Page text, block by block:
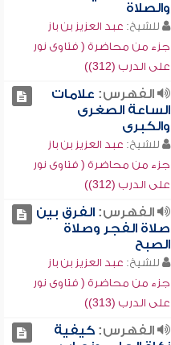
والصلاة
للشيخ: عبد العزيز بن باز
جزء من محاضرة ( فتاوى نور
على الدرب (312))
الفهرس: علامات
الساعة الصغرى
والكبرى
للشيخ: عبد العزيز بن باز
جزء من محاضرة ( فتاوى نور
على الدرب (312))
الفهرس:الفرق بين
صلاة الفجر وصلاة
الصبح
للشيخ: عبد العزيز بن باز
جزء من محاضرة ( فتاوى نور
على الدرب (313))
الفهرس:كيفية